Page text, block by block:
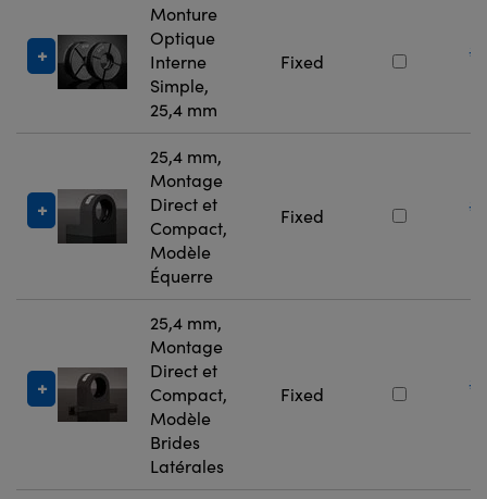
Monture
Optique
Interne
Simple,
25,4 mm
Fixed
25,4 mm,
Montage
Direct et
Compact,
Modèle
Équerre
Fixed
25,4 mm,
Montage
Direct et
Compact,
Modèle
Brides
Latérales
Fixed